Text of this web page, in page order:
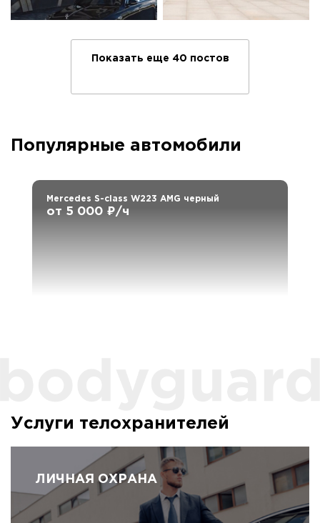
Показать еще 40 постов
Популярные автомобили
Mercedes S-class W223 AMG черный
от 5 000 ₽/ч
Услуги телохранителей
ЛИЧНАЯ ОХРАНА